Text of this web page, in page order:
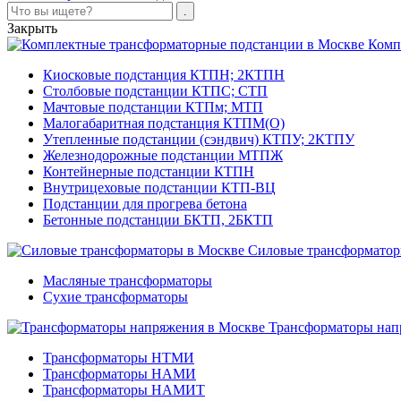
Закрыть
Киосковые подстанция КТПН; 2КТПН
Столбовые подстанции КТПС; СТП
Мачтовые подстанции КТПм; МТП
Малогабаритная подстанция КТПМ(О)
Утепленные подстанции (сэндвич) КТПУ; 2КТПУ
Железнодорожные подстанции МТПЖ
Контейнерные подстанции КТПН
Внутрицеховые подстанции КТП-ВЦ
Подстанции для прогрева бетона
Бетонные подстанции БКТП, 2БКТП
Силовые
Масляные трансформаторы
Сухие трансформаторы
Трансформаторы
Трансформаторы НТМИ
Трансформаторы НАМИ
Трансформаторы НАМИТ